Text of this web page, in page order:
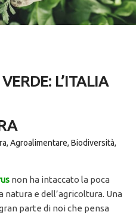
L’ITALIA
, Agroalimentare, Biodiversità,
non ha intaccato la poca
e dell’agricoltura. Una
parte di noi che pensa